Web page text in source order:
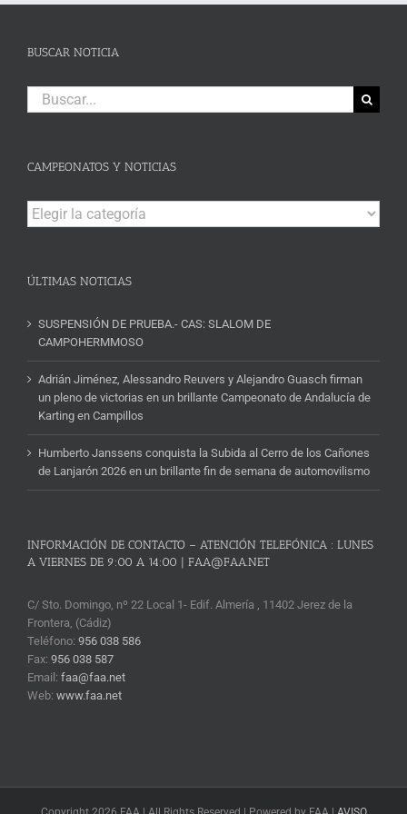
BUSCAR NOTICIA
Buscar:
CAMPEONATOS Y NOTICIAS
Campeonatos
y
ÚLTIMAS NOTICIAS
SUSPENSIÓN DE PRUEBA.- CAS: SLALOM DE
CAMPOHERMMOSO
Adrián Jiménez, Alessandro Reuvers y Alejandro Guasch firman
un pleno de victorias en un brillante Campeonato de Andalucía de
Karting en Campillos
Humberto Janssens conquista la Subida al Cerro de los Cañones
de Lanjarón 2026 en un brillante fin de semana de automovilismo
INFORMACIÓN DE CONTACTO – ATENCIÓN TELEFÓNICA : LUNES
A VIERNES DE 9:00 A 14:00 | FAA@FAA.NET
C/ Sto. Domingo, nº 22 Local 1- Edif. Almería , 11402 Jerez de la
Frontera, (Cádiz)
Teléfono: 956 038 586
Fax: 956 038 587
Email: faa@faa.net
Web: www.faa.net